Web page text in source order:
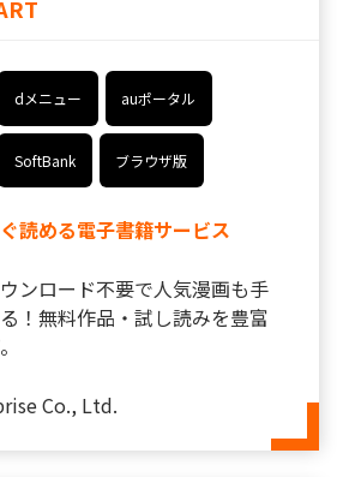
dメニュー auポータル
SoftBank ブラウザ版
読める電子書籍サービス
ンロード不要で人気漫画も手
！無料作品・試し読みを豊富
Co., Ltd.